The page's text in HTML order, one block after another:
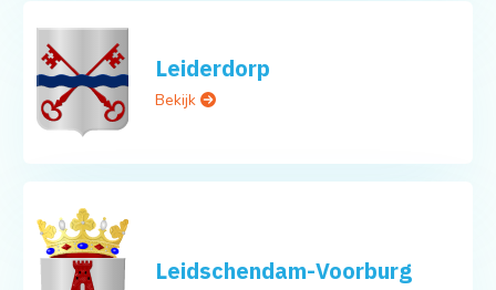
Leiderdorp
Bekijk
Leidschendam-Voorburg